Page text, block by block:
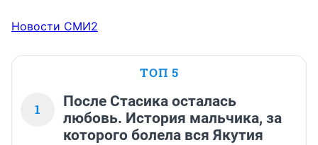
Новости СМИ2
ТОП 5
1
После Стасика осталась
любовь. История мальчика, за
которого болела вся Якутия